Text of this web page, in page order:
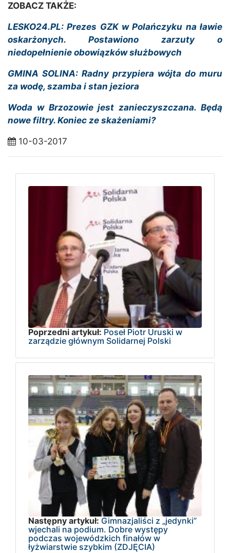
ZOBACZ TAKŻE:
LESKO24.PL: Prezes GZK w Polańczyku na ławie
oskarżonych. Postawiono zarzuty o
niedopełnienie obowiązków służbowych
GMINA SOLINA: Radny przypiera wójta do muru
za wodę, szamba i stan jeziora
Woda w Brzozowie jest zanieczyszczana. Będą
nowe filtry. Koniec ze skażeniami?
10-03-2017
Poprzedni artykuł: Poseł Piotr Uruski w
zarządzie głównym Solidarnej Polski
Następny artykuł: Gimnazjaliści z „jedynki”
wjechali na podium. Dobre występy
podczas wojewódzkich finałów w
łyżwiarstwie szybkim (ZDJĘCIA)